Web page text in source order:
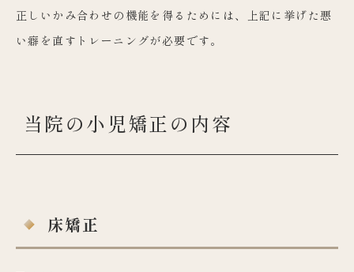
正しいかみ合わせの機能を得るためには、上記に挙げた悪
い癖を直すトレーニングが必要です。
当院の小児矯正の内容
床矯正